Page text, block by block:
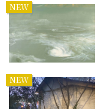
NEW
NEW